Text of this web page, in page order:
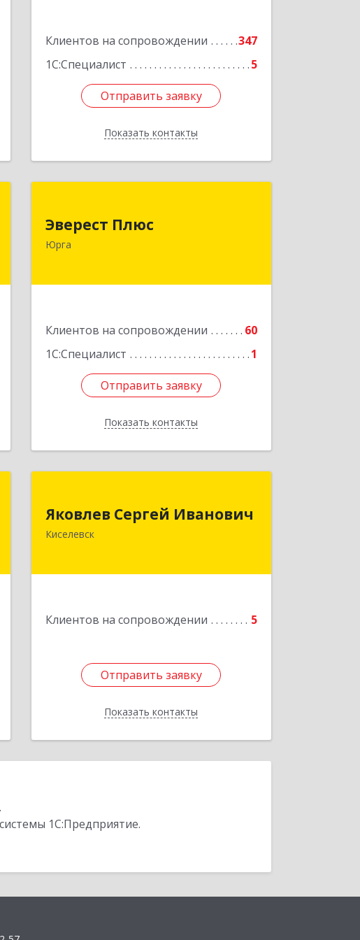
Клиентов на сопровождении
347
1С:Специалист
5
Отправить заявку
Показать контакты
Отправить заявку
Назад
Эверест Плюс
Юрга
Клиентов на сопровождении
60
1С:Специалист
1
Отправить заявку
Показать контакты
652055, Кемеровская обл, Юрга г,
Подробнее
Отправить заявку
Назад
Яковлев Сергей Иванович
Киселевск
Клиентов на сопровождении 5
Отправить заявку
Показать контакты
650002, Кемеровская обл, г.Кемерово,
пр-т Шахтеров, дом № 90, кв.104
Подробнее
Отправить заявку
Назад
1С:Предприятие.